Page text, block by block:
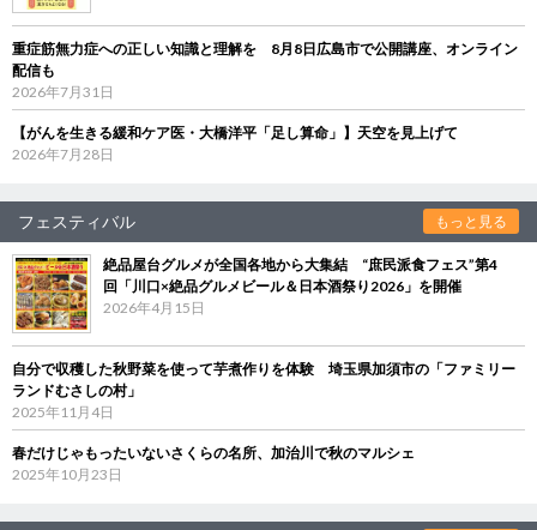
重症筋無力症への正しい知識と理解を 8月8日広島市で公開講座、オンライン
配信も
2026年7月31日
【がんを生きる緩和ケア医・大橋洋平「足し算命」】天空を見上げて
2026年7月28日
フェスティバル もっと見る
絶品屋台グルメが全国各地から大集結 “庶民派食フェス”第4
回「川口×絶品グルメビール＆日本酒祭り2026」を開催
2026年4月15日
自分で収穫した秋野菜を使って芋煮作りを体験 埼玉県加須市の「ファミリー
ランドむさしの村」
2025年11月4日
春だけじゃもったいないさくらの名所、加治川で秋のマルシェ
2025年10月23日